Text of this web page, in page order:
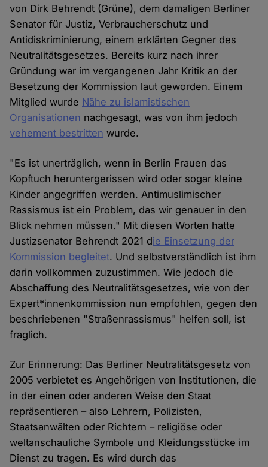
von Dirk Behrendt (Grüne), dem damaligen Berliner
Senator für Justiz, Verbraucherschutz und
Antidiskriminierung, einem erklärten Gegner des
Neutralitätsgesetzes. Bereits kurz nach ihrer
Gründung war im vergangenen Jahr Kritik an der
Besetzung der Kommission laut geworden. Einem
Mitglied wurde Nähe zu islamistischen
Organisationen nachgesagt, was von ihm jedoch
vehement bestritten wurde.
"Es ist unerträglich, wenn in Berlin Frauen das
Kopftuch heruntergerissen wird oder sogar kleine
Kinder angegriffen werden. Antimuslimischer
Rassismus ist ein Problem, das wir genauer in den
Blick nehmen müssen." Mit diesen Worten hatte
Justizsenator Behrendt 2021 die Einsetzung der
Kommission begleitet. Und selbstverständlich ist ihm
darin vollkommen zuzustimmen. Wie jedoch die
Abschaffung des Neutralitätsgesetzes, wie von der
Expert*innenkommission nun empfohlen, gegen den
beschriebenen "Straßenrassismus" helfen soll, ist
fraglich.
Zur Erinnerung: Das Berliner Neutralitätsgesetz von
2005 verbietet es Angehörigen von Institutionen, die
in der einen oder anderen Weise den Staat
repräsentieren – also Lehrern, Polizisten,
Staatsanwälten oder Richtern – religiöse oder
weltanschauliche Symbole und Kleidungsstücke im
Dienst zu tragen. Es wird durch das